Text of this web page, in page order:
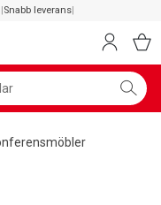
|Snabb leverans|